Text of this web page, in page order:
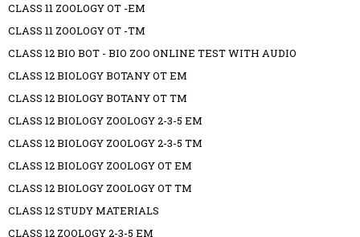
CLASS 11 ZOOLOGY OT -EM
CLASS 11 ZOOLOGY OT -TM
CLASS 12 BIO BOT - BIO ZOO ONLINE TEST WITH AUDIO
CLASS 12 BIOLOGY BOTANY OT EM
CLASS 12 BIOLOGY BOTANY OT TM
CLASS 12 BIOLOGY ZOOLOGY 2-3-5 EM
CLASS 12 BIOLOGY ZOOLOGY 2-3-5 TM
CLASS 12 BIOLOGY ZOOLOGY OT EM
CLASS 12 BIOLOGY ZOOLOGY OT TM
CLASS 12 STUDY MATERIALS
CLASS 12 ZOOLOGY 2-3-5 EM